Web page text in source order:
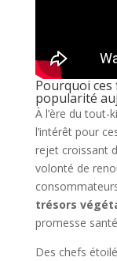
Pourquoi
popularité
À l’ère du
l’intérêt pour
rejet croissant
volonté de
trésors
promesse
Des chefs